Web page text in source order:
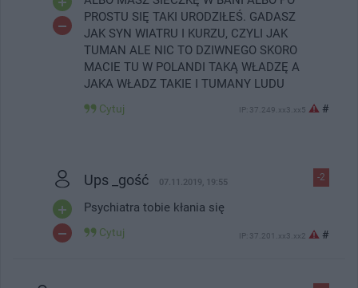
PROSTU SIĘ TAKI URODZIŁEŚ. GADASZ
JAK SYN WIATRU I KURZU, CZYLI JAK
TUMAN ALE NIC TO DZIWNEGO SKORO
MACIE TU W POLANDI TAKĄ WŁADZĘ A
JAKA WŁADZ TAKIE I TUMANY LUDU
Cytuj IP: 37.249.xx3.xx5 #
-2
Ups _gość 07.11.2019, 19:55
Psychiatra tobie kłania się
Cytuj IP: 37.201.xx3.xx2 #